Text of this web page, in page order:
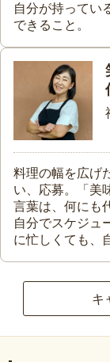
自分が持ってい
できること。
料理の幅を広げ
い、応募。「美
言葉は、何にも
自分でスケジュ
に忙しくても、
キ